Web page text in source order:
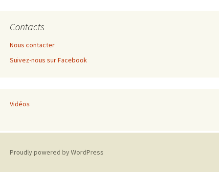
Contacts
Nous contacter
Suivez-nous sur Facebook
Vidéos
Proudly powered by WordPress